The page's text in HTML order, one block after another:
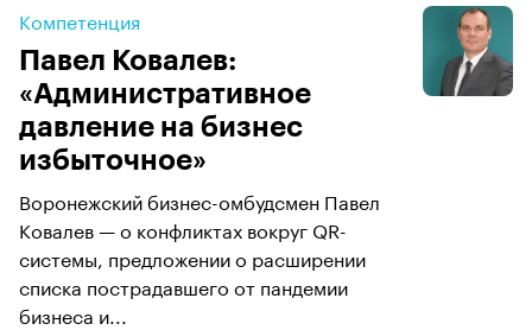
Компетенция
Павел Ковалев:
«Административное
давление на бизнес
избыточное»
Воронежский бизнес-омбудсмен Павел
Ковалев — о конфликтах вокруг QR-
системы, предложении о расширении
списка пострадавшего от пандемии
бизнеса и...